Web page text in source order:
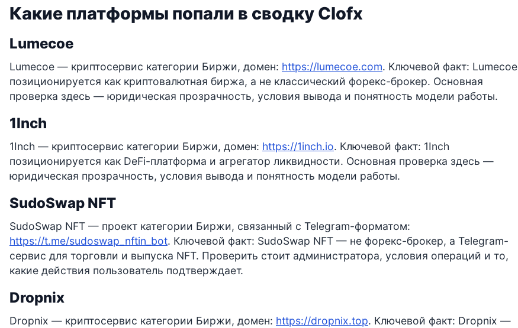
Какие платформы попали в сводку Clofx
Lumecoe
Lumecoe — криптосервис категории Биржи, домен: https://lumecoe.com. Ключевой факт: Lumecoe
позиционируется как криптовалютная биржа, а не классический форекс-брокер. Основная
проверка здесь — юридическая прозрачность, условия вывода и понятность модели работы.
1Inch
1Inch — криптосервис категории Биржи, домен: https://1inch.io. Ключевой факт: 1Inch
позиционируется как DeFi-платформа и агрегатор ликвидности. Основная проверка здесь —
юридическая прозрачность, условия вывода и понятность модели работы.
SudoSwap NFT
SudoSwap NFT — проект категории Биржи, связанный с Telegram-форматом:
https://t.me/sudoswap_nftin_bot. Ключевой факт: SudoSwap NFT — не форекс-брокер, а Telegram-
сервис для торговли и выпуска NFT. Проверить стоит администратора, условия операций и то,
какие действия пользователь подтверждает.
Dropnix
Dropnix — криптосервис категории Биржи, домен: https://dropnix.top. Ключевой факт: Dropnix —